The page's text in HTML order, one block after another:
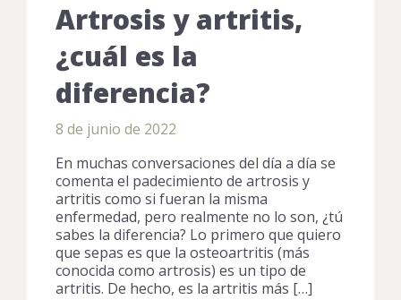
Artrosis y artritis,
¿cuál es la
diferencia?
8 de junio de 2022
En muchas conversaciones del día a día se
comenta el padecimiento de artrosis y
artritis como si fueran la misma
enfermedad, pero realmente no lo son, ¿tú
sabes la diferencia? Lo primero que quiero
que sepas es que la osteoartritis (más
conocida como artrosis) es un tipo de
artritis. De hecho, es la artritis más […]